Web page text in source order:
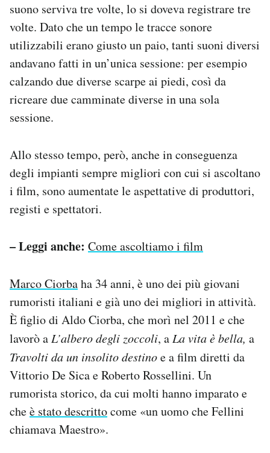
suono serviva tre volte, lo si doveva registrare tre
volte. Dato che un tempo le tracce sonore
utilizzabili erano giusto un paio, tanti suoni diversi
andavano fatti in un’unica sessione: per esempio
calzando due diverse scarpe ai piedi, così da
ricreare due camminate diverse in una sola
sessione.
Allo stesso tempo, però, anche in conseguenza
degli impianti sempre migliori con cui si ascoltano
i film, sono aumentate le aspettative di produttori,
registi e spettatori.
– Leggi anche: Come ascoltiamo i film
Marco Ciorbaha 34 anni, è uno dei più giovani
rumoristi italiani e già uno dei migliori in attività.
È figlio di Aldo Ciorba, che morì nel 2011 e che
lavorò aL’albero degli zoccoli, aLa vita è bella, a
Travolti da un insolito destinoe a film diretti da
Vittorio De Sica e Roberto Rossellini. Un
rumorista storico, da cui molti hanno imparato e
cheè stato descrittocome «un uomo che Fellini
chiamava Maestro».